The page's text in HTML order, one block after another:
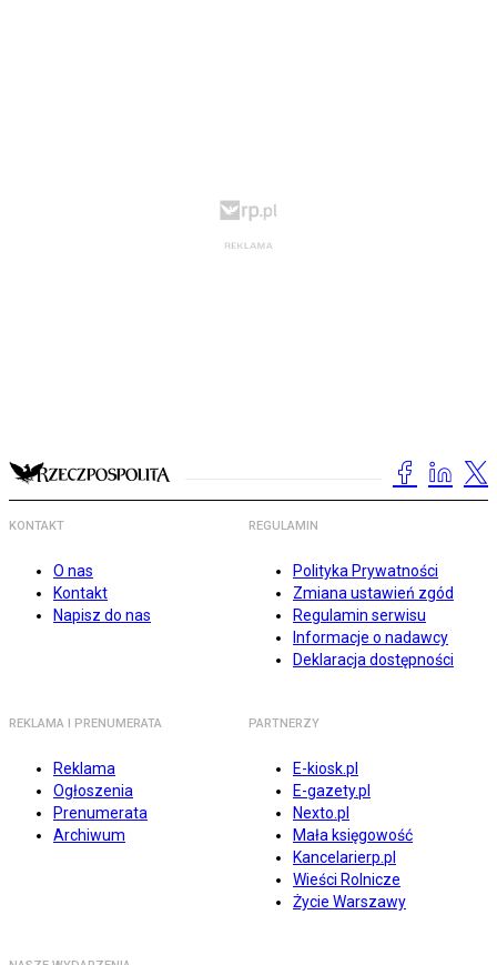
KONTAKT
O nas
Kontakt
Napisz do nas
REGULAMIN
Polityka Prywatności
Zmiana ustawień zgód
Regulamin serwisu
Informacje o nadawcy
Deklaracja dostępności
REKLAMA I PRENUMERATA
Reklama
Ogłoszenia
Prenumerata
Archiwum
PARTNERZY
E-kiosk.pl
E-gazety.pl
Nexto.pl
Mała księgowość
Kancelarierp.pl
Wieści Rolnicze
Życie Warszawy